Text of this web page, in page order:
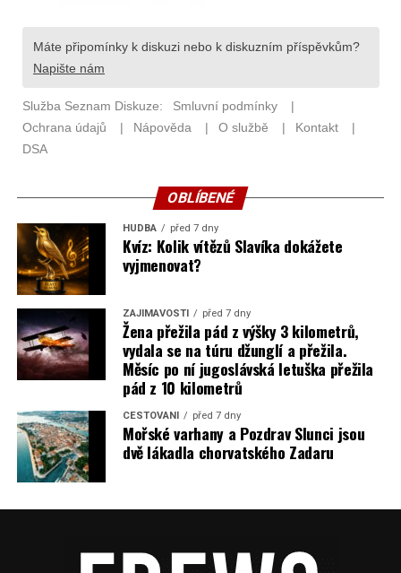
OBLÍBENÉ
HUDBA před 7 dny
Kvíz: Kolik vítězů Slavíka dokážete
vyjmenovat?
ZAJÍMAVOSTI před 7 dny
Žena přežila pád z výšky 3 kilometrů,
vydala se na túru džunglí a přežila.
Měsíc po ní jugoslávská letuška přežila
pád z 10 kilometrů
CESTOVÁNÍ před 7 dny
Mořské varhany a Pozdrav Slunci jsou
dvě lákadla chorvatského Zadaru